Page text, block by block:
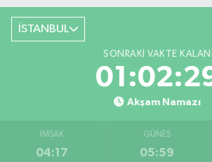
İSTANBUL
SONRAKI VAKTE KALAN
Akşam Namazı
İMSAK
04:17
GÜNEŞ
05:59